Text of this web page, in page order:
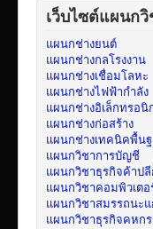
เว็บไซต์แผนกวิ
แผนกช่างยนต์
แผนกช่างกลโรงงาน
แผนกช่างเชื่อมโลหะ
แผนกช่างไฟฟ้ากำลัง
แผนกช่างอิเล็กทรอ
แผนกช่างก่อสร้าง
แผนกช่างเทคนิคพื้น
แผนกวิชาการบัญชี
แผนกวิชาธุรกิจค้าป
แผนกวิชาคอมพิวเตอ
แผนกวิชาสมรรถนะ
แผนกวิชาธุรกิจคหก